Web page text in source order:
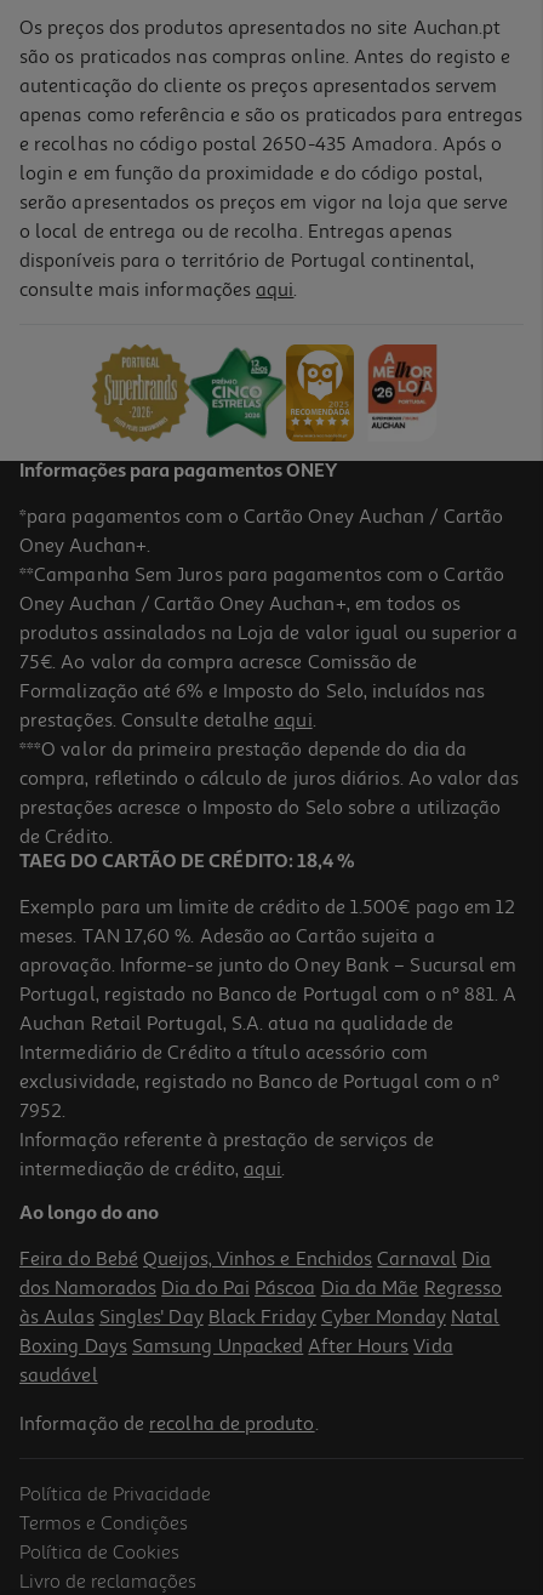
Pensos Maternidade Lansinoh Tam L (0-2sem) 10un
5.0
Pensos Maternidade Lansinoh Tam M (+2 Sem) 12un
8.9 €/un
8,90 €
Penso Maternidade Cottons Organics 10un
0.69 €/un
6,89 €
Os preços dos produtos apresentados no site Auchan.pt
são os praticados nas compras online. Antes do registo e
autenticação do cliente os preços apresentados servem
apenas como referência e são os praticados para entregas
e recolhas no código postal 2650-435 Amadora. Após o
login e em função da proximidade e do código postal,
serão apresentados os preços em vigor na loja que serve
o local de entrega ou de recolha. Entregas apenas
disponíveis para o território de Portugal continental,
consulte mais informações aqui.
Informações para pagamentos ONEY
*para pagamentos com o Cartão Oney Auchan / Cartão
Oney Auchan+.
**Campanha Sem Juros para pagamentos com o Cartão
Oney Auchan / Cartão Oney Auchan+, em todos os
produtos assinalados na Loja de valor igual ou superior a
75€. Ao valor da compra acresce Comissão de
Formalização até 6% e Imposto do Selo, incluídos nas
prestações. Consulte detalhe aqui.
***O valor da primeira prestação depende do dia da
compra, refletindo o cálculo de juros diários. Ao valor das
prestações acresce o Imposto do Selo sobre a utilização
de Crédito.
TAEG DO CARTÃO DE CRÉDITO: 18,4 %
Exemplo para um limite de crédito de 1.500€ pago em 12
meses. TAN 17,60 %. Adesão ao Cartão sujeita a
aprovação. Informe-se junto do Oney Bank – Sucursal em
Portugal, registado no Banco de Portugal com o nº 881. A
Auchan Retail Portugal, S.A. atua na qualidade de
Intermediário de Crédito a título acessório com
exclusividade, registado no Banco de Portugal com o nº
7952.
Informação referente à prestação de serviços de
intermediação de crédito, aqui.
Ao longo do ano
Feira do Bebé Queijos, Vinhos e Enchidos Carnaval Dia
dos Namorados Dia do Pai Páscoa Dia da Mãe Regresso
às Aulas Singles' Day Black Friday Cyber Monday Natal
Boxing Days Samsung Unpacked After Hours Vida
saudável
Informação de recolha de produto.
Política de Privacidade
Termos e Condições
Política de Cookies
Livro de reclamações